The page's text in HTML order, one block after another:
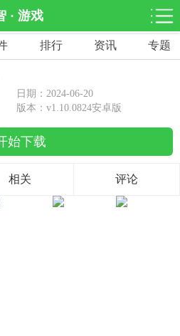
· 游戏
软件分类
赛车竞速
122款游戏
43款游戏
动作射击
款游戏
69款游戏
冒险解谜
排行 资讯 专题
v1.10.0824安卓版 下载
日期：2024-06-20
版本：v1.10.0824安卓版
始下载
相关 评论